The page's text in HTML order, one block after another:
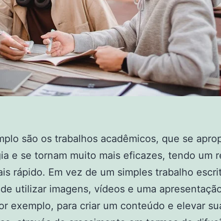
são os trabalhos acadêmicos, que se
e se tornam muito mais eficazes, tendo um
rápido. Em vez de um simples trabalho
utilizar imagens, vídeos e uma
exemplo, para criar um conteúdo e elevar